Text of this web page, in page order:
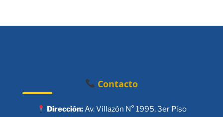
Contacto
Dirección:Av. Villazón N° 1995, 3er Piso